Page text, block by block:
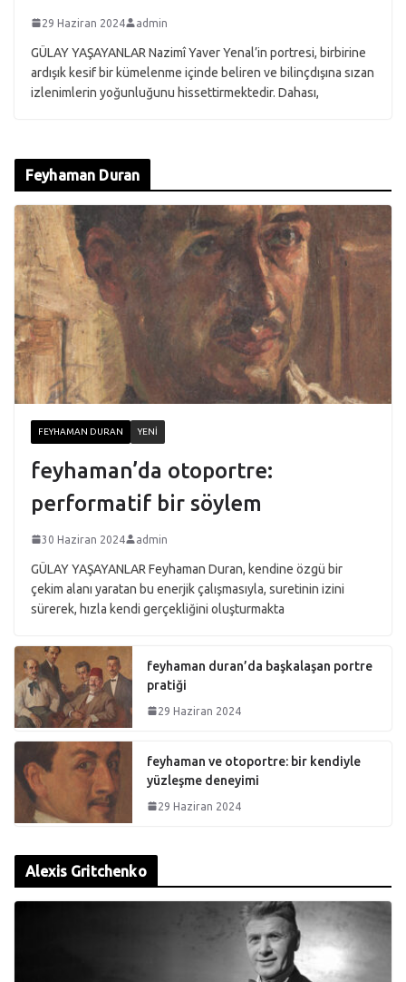
29 Haziran 2024 admin
GÜLAY YAŞAYANLAR Nazimî Yaver Yenal’in portresi, birbirine
ardışık kesif bir kümelenme içinde beliren ve bilinçdışına sızan
izlenimlerin yoğunluğunu hissettirmektedir. Dahası,
Feyhaman Duran
FEYHAMAN DURAN YENI
feyhaman’da otoportre:
performatif bir söylem
30 Haziran 2024 admin
GÜLAY YAŞAYANLAR Feyhaman Duran, kendine özgü bir
çekim alanı yaratan bu enerjik çalışmasıyla, suretinin izini
sürerek, hızla kendi gerçekliğini oluşturmakta
feyhaman duran’da başkalaşan portre
pratiği
29 Haziran 2024
feyhaman ve otoportre: bir kendiyle
yüzleşme deneyimi
29 Haziran 2024
Alexis Gritchenko